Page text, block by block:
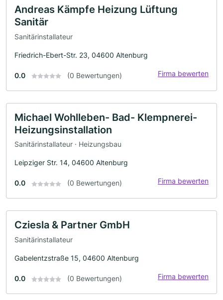
Andreas Kämpfe Heizung Lüftung
Sanitär
Sanitärinstallateur
Friedrich-Ebert-Str. 23, 04600 Altenburg
0.0 (0 Bewertungen) Firma bewerten
Michael Wohlleben- Bad- Klempnerei-
Heizungsinstallation
Sanitärinstallateur · Heizungsbau
Leipziger Str. 14, 04600 Altenburg
0.0 (0 Bewertungen) Firma bewerten
Cziesla & Partner GmbH
Sanitärinstallateur
Gabelentzstraße 15, 04600 Altenburg
0.0 (0 Bewertungen) Firma bewerten